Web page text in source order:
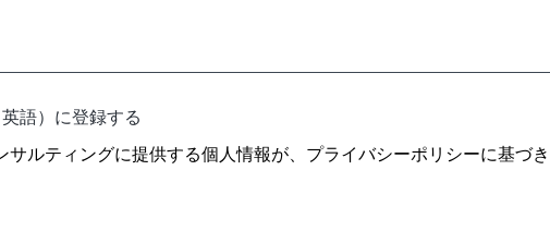
語）に登録する
ルティングに提供する個人情報が、 プライバシーポリシーに基づ